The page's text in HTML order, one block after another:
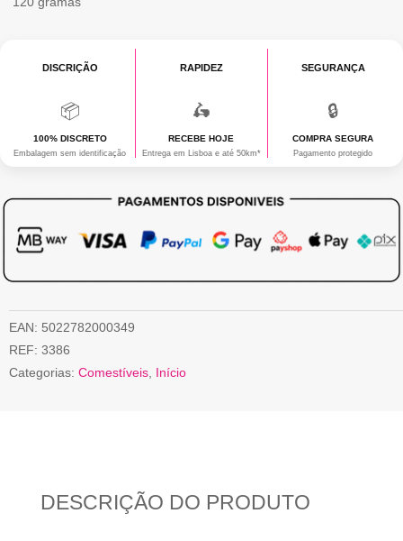
DISCRIÇÃO
📦
100% DISCRETO
Embalagem sem identificação
RAPIDEZ
🛵
RECEBE HOJE
Entrega em Lisboa e até 50km*
SEGURANÇA
🔒
COMPRA SEGURA
Pagamento protegido
EAN: 5022782000349
REF: 3386
Categorias: Comestíveis Início
DESCRIÇÃO DO PRODUTO